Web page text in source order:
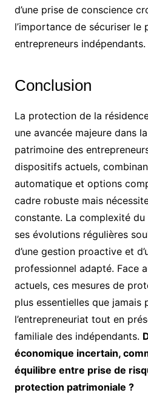
d’une prise de conscience
l’importance de sécuriser le
entrepreneurs indépendants.
Conclusion
La protection de la
une avancée majeure dans
patrimoine des
dispositifs actuels,
automatique et options
cadre robuste mais
constante. La complexité
ses évolutions régulières
d’une gestion proactive et
professionnel adapté. Face
actuels, ces mesures de
plus essentielles que jamais
l’entrepreneuriat tout en
familiale des indépendants.
économique incertain,
équilibre entre prise de
protection patrimoniale ?